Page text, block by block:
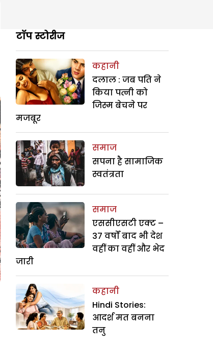
टॉप स्टोरीज
कहानी
दलाल : जब पति ने
किया पत्नी को
जिस्म बेचने पर
मजबूर
समाज
सपना है सामाजिक
स्वतंत्रता
समाज
एससीएसटी एक्ट –
37 वर्षों बाद भी देश
वहीं का वहीं और भेद
जारी
कहानी
Hindi Stories:
आदर्श मत बनना
तनु